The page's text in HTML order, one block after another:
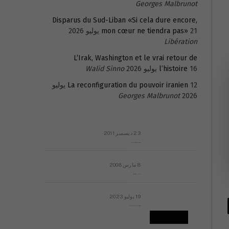
Georges Malbrunot
Disparus du Sud-Liban «Si cela dure encore,
mon cœur ne tiendra pas» 21 يوليو 2026
Libération
L’Irak, Washington et le vrai retour de
l’histoire 16 يوليو 2026
Walid Sinno
La reconfiguration du pouvoir iranien 12 يوليو
2026
Georges Malbrunot
23 ديسمبر 2011
8 مارس 2008
19 يوليو 2023